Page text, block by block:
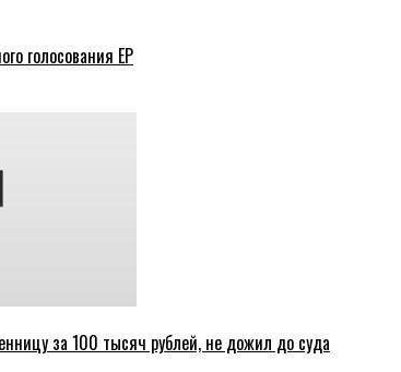
голосования ЕР
за 100 тысяч рублей, не дожил до суда